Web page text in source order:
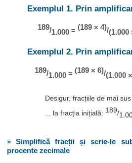
Exemplul 1. Prin
189/1.000 = (189 × 4)/(1.000
Exemplul 2. Prin
189/1.000 = (189 × 6)/(1.000
Desigur, fracțiile de mai sus
... la fracția inițială: 189/
» Simplifică fracții și scrie-le
procente zecimale